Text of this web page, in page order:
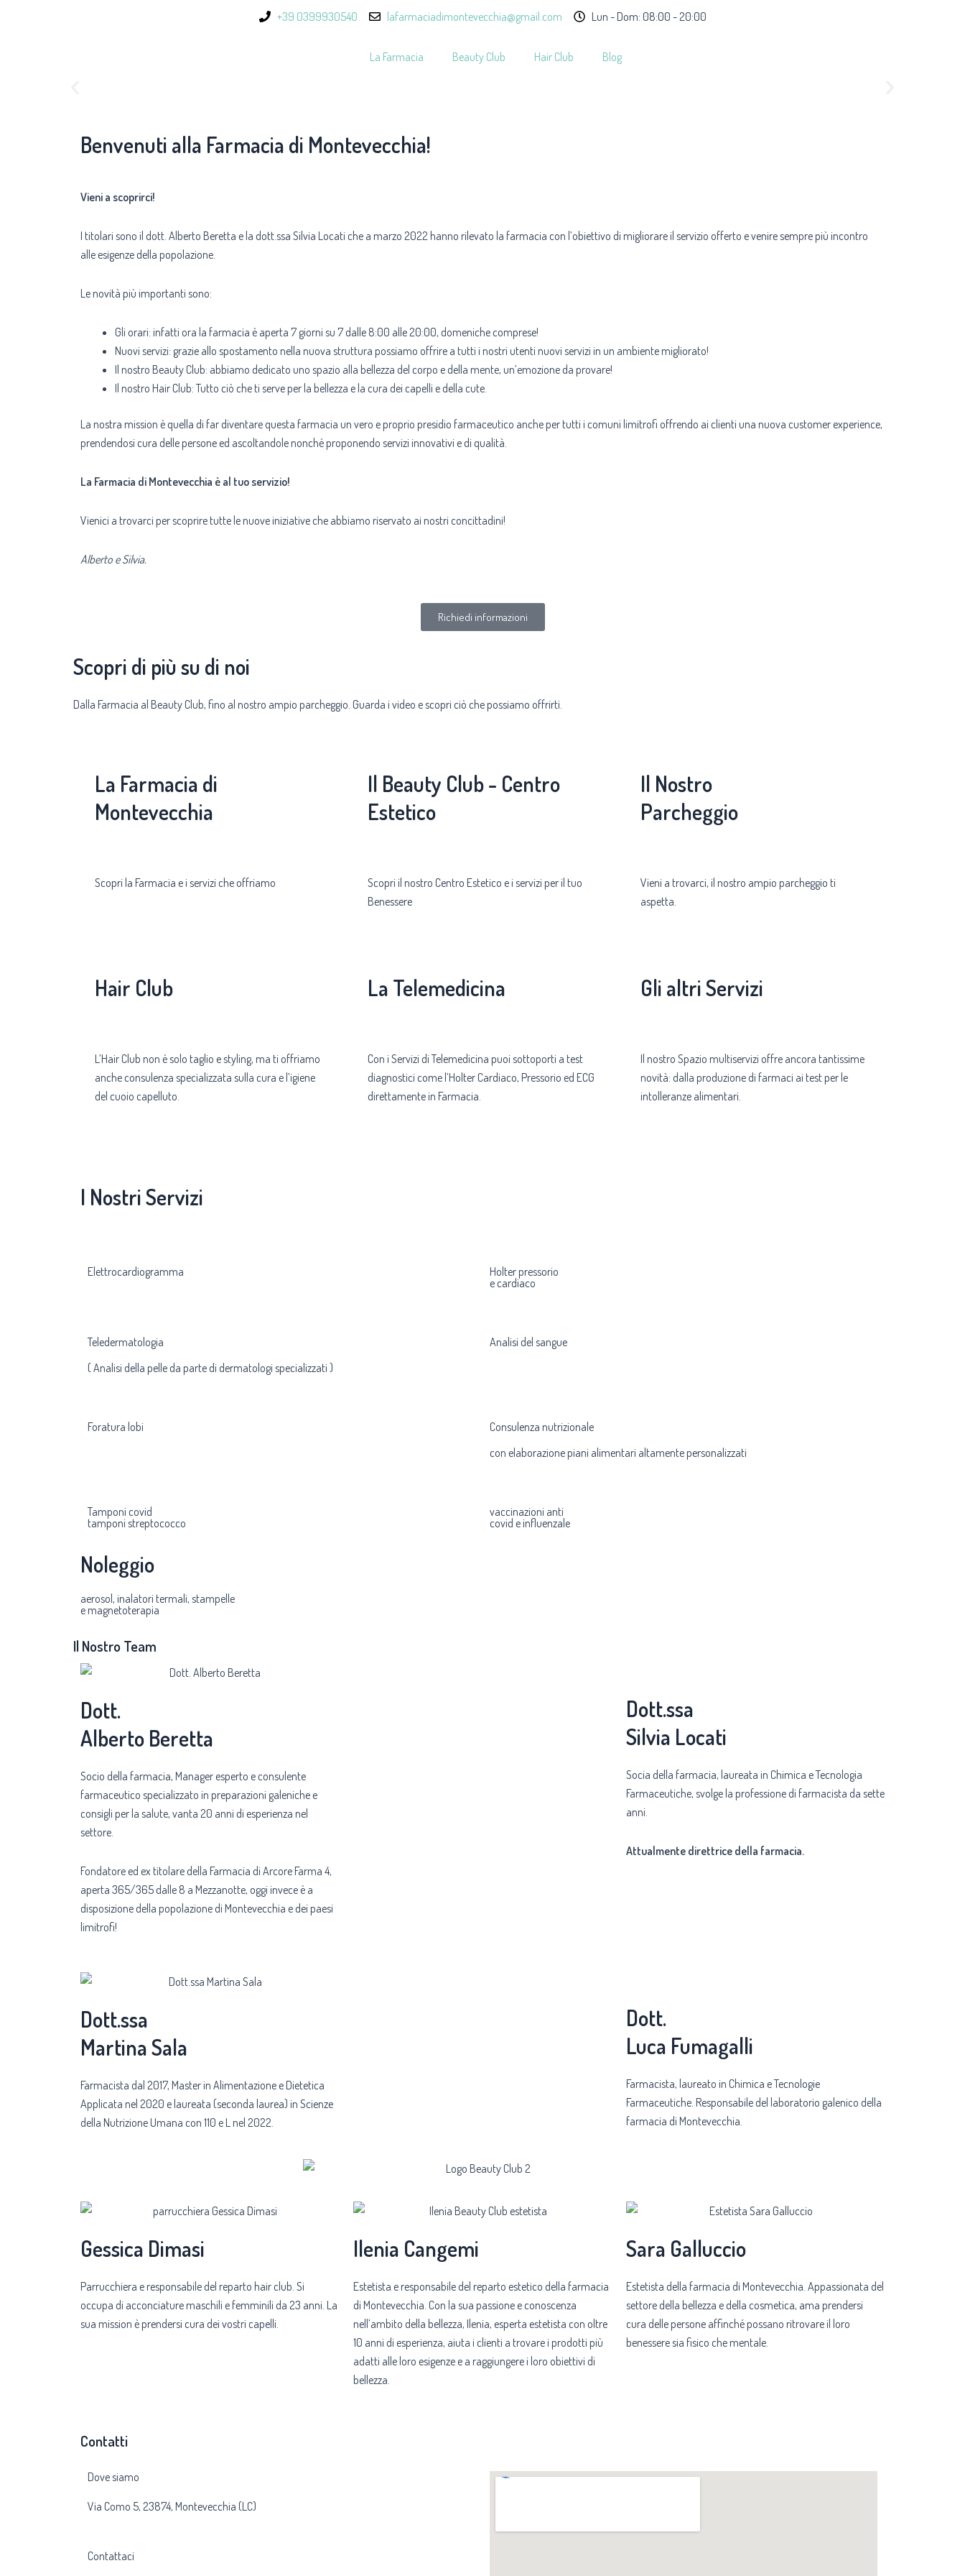
+39 0399930540 lafarmaciadimontevecchia@gmail.com Lun - Dom: 08:00 - 20:00
La Farmacia Beauty Club Hair Club Blog
Benvenuti alla Farmacia di Montevecchia!
Vieni a scoprirci!
I titolari sono il dott. Alberto Beretta e la dott.ssa Silvia Locati che a marzo 2022 hanno rilevato la farmacia con l’obiettivo di migliorare il servizio offerto e venire sempre più incontro
alle esigenze della popolazione.
Le novità più importanti sono:
Gli orari: infatti ora la farmacia è aperta 7 giorni su 7 dalle 8:00 alle 20:00, domeniche comprese!
Nuovi servizi: grazie allo spostamento nella nuova struttura possiamo offrire a tutti i nostri utenti nuovi servizi in un ambiente migliorato!
Il nostro Beauty Club: abbiamo dedicato uno spazio alla bellezza del corpo e della mente, un’emozione da provare!
Il nostro Hair Club: Tutto ciò che ti serve per la bellezza e la cura dei capelli e della cute.
La nostra mission è quella di far diventare questa farmacia un vero e proprio presidio farmaceutico anche per tutti i comuni limitrofi offrendo ai clienti una nuova customer experience,
prendendosi cura delle persone ed ascoltandole nonché proponendo servizi innovativi e di qualità.
La Farmacia di Montevecchia è al tuo servizio!
Vienici a trovarci per scoprire tutte le nuove iniziative che abbiamo riservato ai nostri concittadini!
Alberto e Silvia.
Richiedi informazioni
Scopri di più su di noi
Dalla Farmacia al Beauty Club, fino al nostro ampio parcheggio. Guarda i video e scopri ciò che possiamo offrirti.
La Farmacia di
Montevecchia
Scopri la Farmacia e i servizi che offriamo
Il Beauty Club - Centro
Estetico
Scopri il nostro Centro Estetico e i servizi per il tuo
Benessere
Il Nostro
Parcheggio
Vieni a trovarci, il nostro ampio parcheggio ti
aspetta.
Hair Club
L’Hair Club non è solo taglio e styling, ma ti offriamo
anche consulenza specializzata sulla cura e l’igiene
del cuoio capelluto.
La Telemedicina
Con i Servizi di Telemedicina puoi sottoporti a test
diagnostici come l’Holter Cardiaco, Pressorio ed ECG
direttamente in Farmacia.
Gli altri Servizi
Il nostro Spazio multiservizi offre ancora tantissime
novità: dalla produzione di farmaci ai test per le
intolleranze alimentari.
I Nostri Servizi
Elettrocardiogramma
Holter pressorio
e cardiaco
Teledermatologia
( Analisi della pelle da parte di dermatologi specializzati )
Analisi del sangue
Foratura lobi
Consulenza nutrizionale
con elaborazione piani alimentari altamente personalizzati
Tamponi covid
tamponi streptococco
vaccinazioni anti
covid e influenzale
Noleggio
aerosol, inalatori termali, stampelle
e magnetoterapia
Il Nostro Team
Dott.
Alberto Beretta
Socio della farmacia, Manager esperto e consulente
farmaceutico specializzato in preparazioni galeniche e
consigli per la salute, vanta 20 anni di esperienza nel
settore.
Fondatore ed ex titolare della Farmacia di Arcore Farma 4,
aperta 365/365 dalle 8 a Mezzanotte, oggi invece è a
disposizione della popolazione di Montevecchia e dei paesi
limitrofi!
Dott.ssa
Silvia Locati
Socia della farmacia, laureata in Chimica e Tecnologia
Farmaceutiche, svolge la professione di farmacista da sette
anni.
Attualmente direttrice della farmacia.
Dott.ssa
Martina Sala
Farmacista dal 2017, Master in Alimentazione e Dietetica
Applicata nel 2020 e laureata (seconda laurea) in Scienze
della Nutrizione Umana con 110 e L nel 2022.
Dott.
Luca Fumagalli
Farmacista, laureato in Chimica e Tecnologie
Farmaceutiche. Responsabile del laboratorio galenico della
farmacia di Montevecchia.
Gessica Dimasi
Parrucchiera e responsabile del reparto hair club. Si
occupa di acconciature maschili e femminili da 23 anni. La
sua mission è prendersi cura dei vostri capelli.
Ilenia Cangemi
Estetista e responsabile del reparto estetico della farmacia
di Montevecchia. Con la sua passione e conoscenza
nell’ambito della bellezza, Ilenia, esperta estetista con oltre
10 anni di esperienza, aiuta i clienti a trovare i prodotti più
adatti alle loro esigenze e a raggiungere i loro obiettivi di
bellezza.
Sara Galluccio
Estetista della farmacia di Montevecchia. Appassionata del
settore della bellezza e della cosmetica, ama prendersi
cura delle persone affinché possano ritrovare il loro
benessere sia fisico che mentale.
Contatti
Dove siamo
Via Como 5, 23874, Montevecchia (LC)
Contattaci